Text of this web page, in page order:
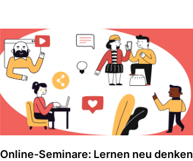
Online-Seminare: Lernen neu denken